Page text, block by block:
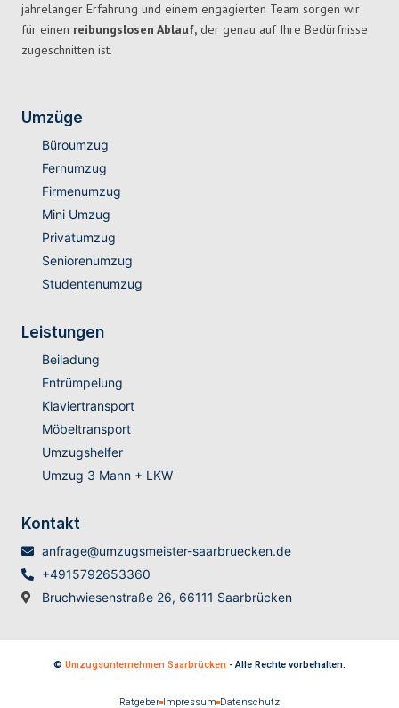
jahrelanger Erfahrung und einem engagierten Team sorgen wir
für einen reibungslosen Ablauf, der genau auf Ihre Bedürfnisse
zugeschnitten ist.
Umzüge
Büroumzug
Fernumzug
Firmenumzug
Mini Umzug
Privatumzug
Seniorenumzug
Studentenumzug
Leistungen
Beiladung
Entrümpelung
Klaviertransport
Möbeltransport
Umzugshelfer
Umzug 3 Mann + LKW
Kontakt
anfrage@umzugsmeister-saarbruecken.de
+4915792653360
Bruchwiesenstraße 26, 66111 Saarbrücken
© Umzugsunternehmen Saarbrücken - Alle Rechte vorbehalten.
Ratgeber Impressum Datenschutz